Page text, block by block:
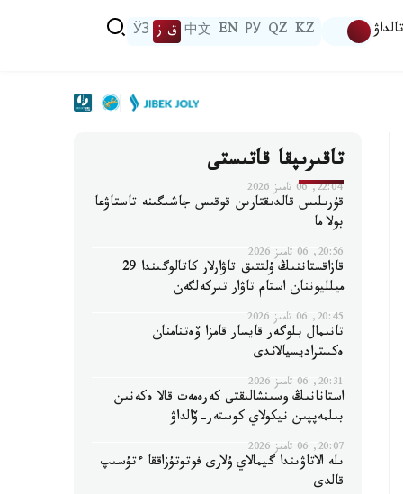
تالداۋ KZ
QZ
РУ
EN
中文 ق ز ЎЗ
تاقىرىپقا قاتىستى
22:04, 06 تامىز 2026
قۇرىلىس قالدىقتارىن قوقىس جاشىگىنە تاستاۋعا
بولا ما
20:56, 06 تامىز 2026
قازاقستاننىڭ ۇلتتىق تاۋارلار كاتالوگىندا 29
ميلليوننان استام تاۋار تىركەلگەن
20:45, 06 تامىز 2026
تانىمال بلوگەر قايسار قامزا ۆەتنامنان
ەكستراديسيالاندى
20:31, 06 تامىز 2026
استانانىڭ وسىنشالىقتى كەرەمەت قالا ەكەنىن
بىلمەپپىن نيكولاي كوستەر-ۆالداۋ
20:07, 06 تامىز 2026
ىلە الاتاۋىندا گيمالاي ۇلارى فوتوتۇزاققا ءتۇسىپ
قالدى